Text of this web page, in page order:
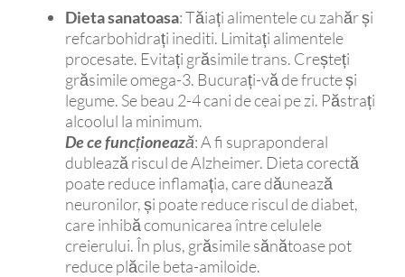
Dieta sanatoasa: Tăiați alimentele cu zahăr și
refcarbohidrați inediti. Limitați alimentele
procesate. Evitați grăsimile trans. Creșteți
grăsimile omega-3. Bucurați-vă de fructe și
legume. Se beau 2-4 cani de ceai pe zi. Păstrați
alcoolul la minimum.
De ce funcționează: A fi supraponderal
dublează riscul de Alzheimer. Dieta corectă
poate reduce inflamația, care dăunează
neuronilor, și poate reduce riscul de diabet,
care inhibă comunicarea între celulele
creierului. În plus, grăsimile sănătoase pot
reduce plăcile beta-amiloide.